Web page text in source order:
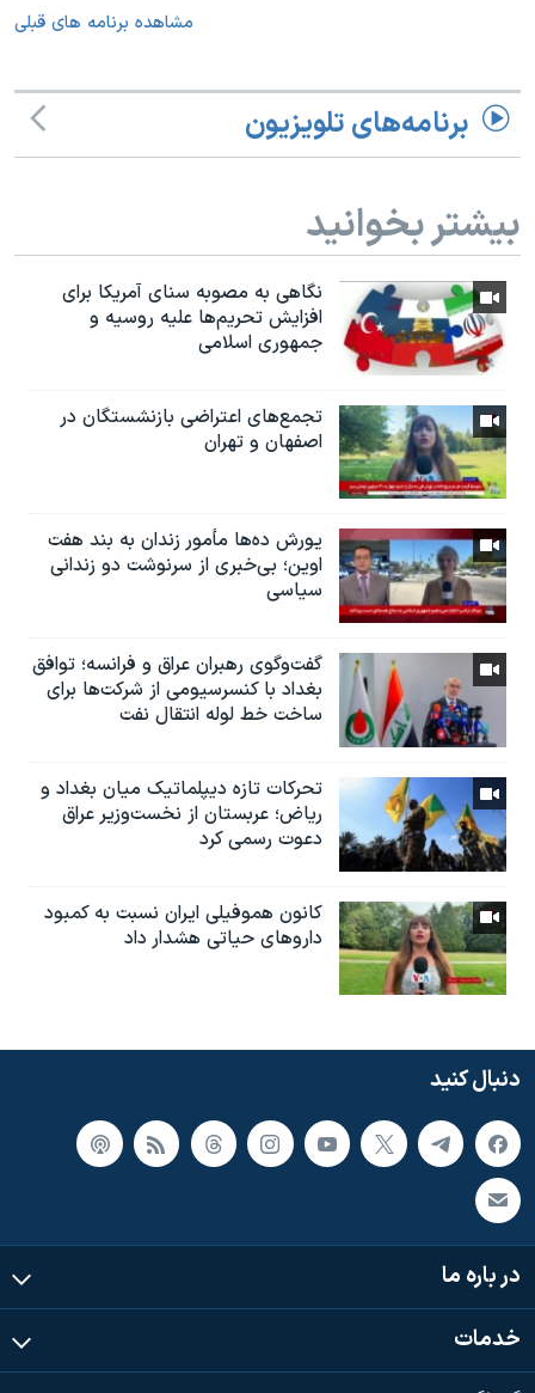
مشاهده برنامه های قبلی
برنامه‌های تلویزیون
بیشتر بخوانید
نگاهی به مصوبه سنای آمریکا برای
افزایش تحریم‌ها علیه روسیه و
جمهوری اسلامی
تجمع‌های اعتراضی بازنشستگان در
اصفهان و تهران
یورش ده‌ها مأمور زندان به بند هفت
اوین؛ بی‌خبری از سرنوشت دو زندانی
سیاسی
گفت‌وگوی رهبران عراق و فرانسه؛ توافق
بغداد با کنسرسیومی از شرکت‌ها برای
ساخت خط لوله انتقال نفت
تحرکات تازه دیپلماتیک میان بغداد و
ریاض؛ عربستان از نخست‌وزیر عراق
دعوت رسمی کرد
کانون هموفیلی ایران نسبت به کمبود
داروهای حیاتی هشدار داد
دنبال کنید
در باره ما
خدمات